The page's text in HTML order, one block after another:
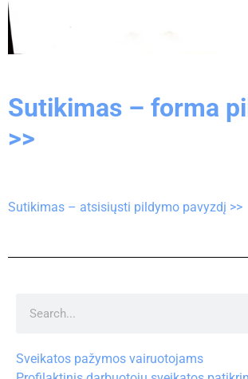
Sutikimas – forma
>>
Sutikimas – atsisiųsti pildymo pavyzdį >>
Sveikatos pažymos vairuotojams